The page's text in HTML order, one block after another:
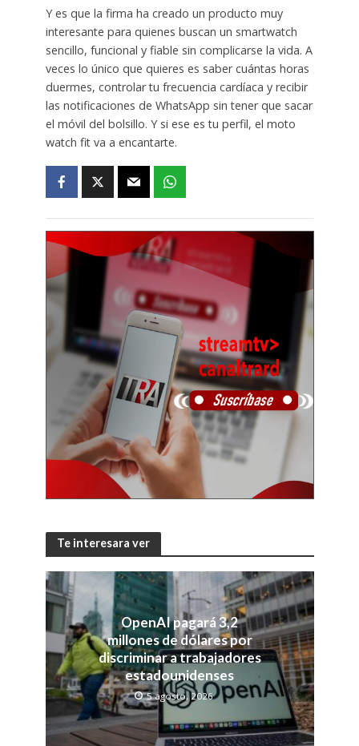
Y es que la firma ha creado un producto muy
interesante para quienes buscan un smartwatch
sencillo, funcional y fiable sin complicarse la vida. A
veces lo único que quieres es saber cuántas horas
duermes, controlar tu frecuencia cardíaca y recibir
las notificaciones de WhatsApp sin tener que sacar
el móvil del bolsillo. Y si ese es tu perfil, el moto
watch fit va a encantarte.
Te interesara ver
OpenAI pagará 3,2
millones de dólares por
discriminar a trabajadores
estadounidenses
5 agosto, 2026